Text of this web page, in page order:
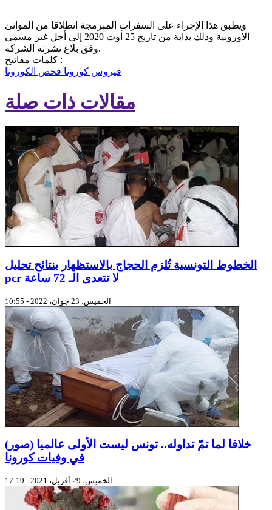
ويطبق هذا الإجراء على السفرات المبرمجة انطلاقا من الموانئ
الاوروبية وذلك بداية من تاريخ 25 أوت 2020 إلى أجل غير مسمى
وفق بلاغ نشرته الشركة.
كلمات مفاتيح :
فيروس كورونا فحص الكورونا
مقالات ذات صلة
الخطوط التونسية تُلزم الحجاج بالاستظهار بنتائح تحليل
pcr لا تتعدى الـ 72 ساعة
الخميس، 23 جوان، 2022 - 10:55
(صور) خلافا لما تمّ تداوله.. تونس ليست الأولى عالميا
في وفيات كورونا
الخميس، 29 أفريل، 2021 - 17:19